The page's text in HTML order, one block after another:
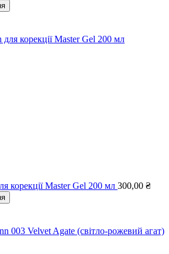
корекції Master Gel 200 мл 300,00 ₴